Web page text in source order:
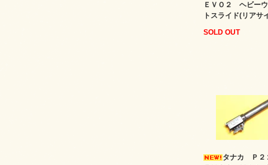
ＥＶＯ２ ヘビー
トスライド(リアサ
SOLD OUT
タナカ Ｐ